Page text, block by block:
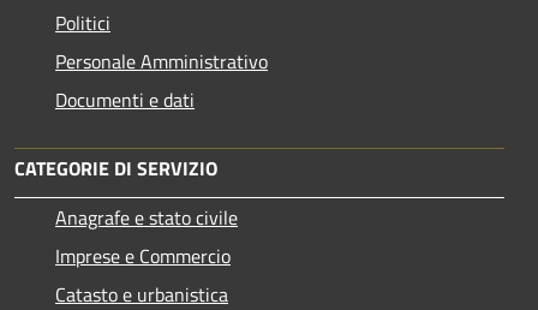
Politici
Personale Amministrativo
Documenti e dati
CATEGORIE DI SERVIZIO
Anagrafe e stato civile
Imprese e Commercio
Catasto e urbanistica